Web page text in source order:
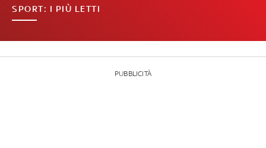
SPORT: I PIÙ LETTI
PUBBLICITÀ